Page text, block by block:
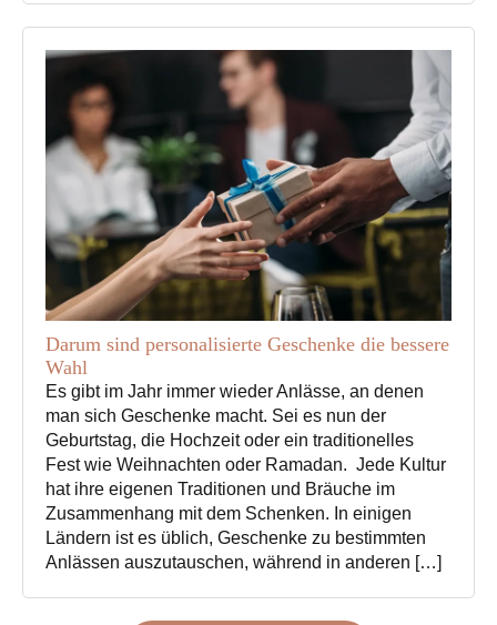
Darum sind personalisierte Geschenke die bessere
Wahl
Es gibt im Jahr immer wieder Anlässe, an denen
man sich Geschenke macht. Sei es nun der
Geburtstag, die Hochzeit oder ein traditionelles
Fest wie Weihnachten oder Ramadan. Jede Kultur
hat ihre eigenen Traditionen und Bräuche im
Zusammenhang mit dem Schenken. In einigen
Ländern ist es üblich, Geschenke zu bestimmten
Anlässen auszutauschen, während in anderen […]